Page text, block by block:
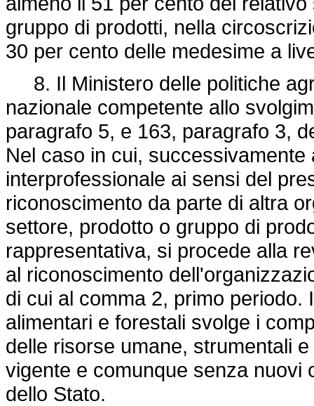
gruppo di prodotti, nella
30 per cento delle medesime a
8. Il Ministero delle politiche
nazionale competente allo
paragrafo 5, e 163, paragrafo 3,
Nel caso in cui,
interprofessionale ai sensi del
riconoscimento da parte di altra
settore, prodotto o gruppo di
rappresentativa, si procede alla
al riconoscimento
di cui al comma 2, primo periodo.
alimentari e forestali svolge i
delle risorse umane, strumentali
vigente e comunque senza nuovi
dello Stato.